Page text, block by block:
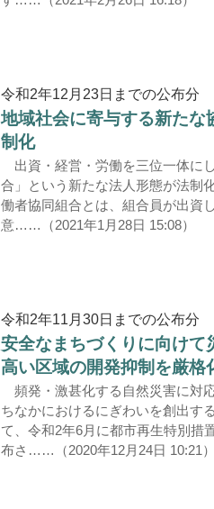
令和2年12月23日までの公布分
地域社会に寄与する新たな
制化
出資・経営・労働を三位一体に
合」という新たな法人形態が法制
働者協同組合とは、組合員が出資
意……（2021年1月28日 15:08）
令和2年11月30日までの公布分
安全なまちづくりに向けて
高い区域の開発抑制を厳格
頻発・激甚化する自然災害に対
ちなかにおけるにぎわいを創出す
て、令和2年6月に都市再生特別措
布さ……（2020年12月24日 10:21）